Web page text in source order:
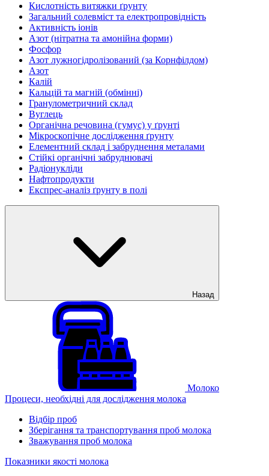
Кислотність витяжки ґрунту
Загальний солевміст та електропровідність
Активність іонів
Азот (нітратна та амонійна форми)
Фосфор
Азот лужногідролізований (за Корнфілдом)
Азот
Калій
Кальцій та магній (обмінні)
Гранулометричний склад
Вуглець
Органічна речовина (гумус) у ґрунті
Мікроскопічне дослідження ґрунту
Елементний склад і забруднення металами
Стійкі органічні забруднювачі
Радіонукліди
Нафтопродукти
Експрес-аналіз ґрунту в полі
Назад
Молоко
Процеси, необхідні для дослідження молока
Відбір проб
Зберігання та транспортування проб молока
Зважування проб молока
Показники якості молока